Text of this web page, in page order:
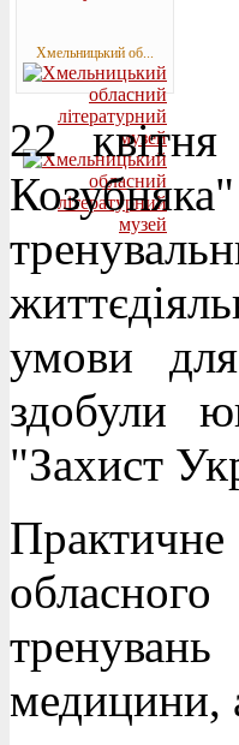
Хмельницький об...
22
умови
здобули
"Захист
Практичне
медицини,